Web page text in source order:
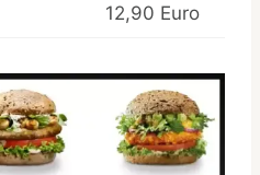
12,90 Euro